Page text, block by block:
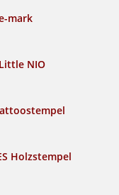
mark
NIO
Holzstempel